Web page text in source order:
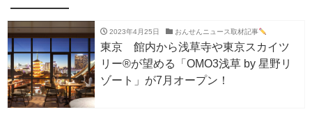
2023年4月25日 おんせんニュース取材記事
東京 館内から浅草寺や東京スカイツ
リー®が望める「OMO3浅草 by 星野リ
ゾート」が7月オープン！